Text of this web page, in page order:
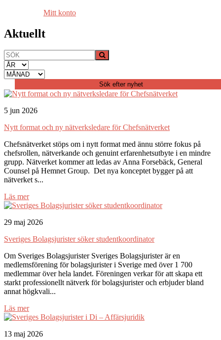
Mitt konto
Aktuellt
5 jun 2026
Nytt format och ny nätverksledare för Chefsnätverket
Chefsnätverket stöps om i nytt format med ännu större fokus på
chefsrollen, nätverkande och genuint erfarenhetsutbyte i en mindre
grupp. Nätverket kommer att ledas av Anna Forsebäck, General
Counsel på Hemnet Group. Det nya konceptet bygger på att
nätverket s...
Läs mer
29 maj 2026
Sveriges Bolagsjurister söker studentkoordinator
Om Sveriges Bolagsjurister Sveriges Bolagsjurister är en
medlemsförening för bolagsjurister i Sverige med över 1 700
medlemmar över hela landet. Föreningen verkar för att skapa ett
starkt professionellt nätverk för bolagsjurister och erbjuder bland
annat högkvali...
Läs mer
13 maj 2026